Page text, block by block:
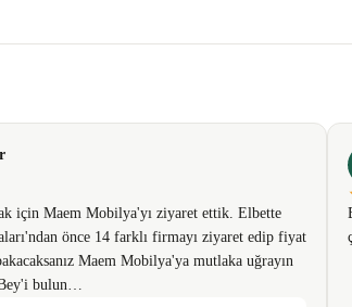
Yorum Yaz
için Maem Mobilya'yı ziyaret ettik. Elbette
önce 14 farklı firmayı ziyaret edip fiyat
Maem Mobilya'ya mutlaka uğrayın
bulun…